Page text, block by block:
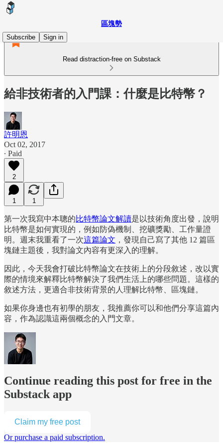
區塊勢
Subscribe
Sign in
Read distraction-free on Substack
給非技術者的入門課：什麼是比特幣？
許明恩
Oct 02, 2017
∙ Paid
2
1 1
第一次我寫中本聰的比特幣論文解讀是以技術角度出發，說明
比特幣是如何實現的，例如防偽機制、挖礦獎勵、工作量證
明。週末我重看了一次這篇論文 ，發現自己寫了其他 12 篇區
塊鏈主題後，我對論文內容有更深入的理解。
因此，今天我會打破比特幣論文在技術上的分段敘述，改以實
際的情境來解釋比特幣解決了我們生活上的哪些問題。這樣的
敘述方法，更適合非技術背景的人理解比特幣、區塊鏈。
如果你身邊也有初學的朋友，我推薦你可以和他們分享這篇內
容，作為認識這兩個概念的入門文章。
Continue reading this post for free in the
Substack app
Claim my free post
Or purchase a paid subscription.